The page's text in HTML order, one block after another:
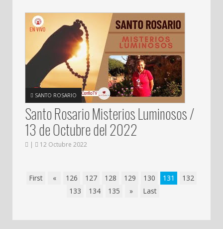
SANTO ROSARIO
Santo Rosario Misterios Luminosos /
13 de Octubre del 2022
| 12 Octubre 2022
First « 126 127 128 129 130 131
132
133
134 135 » Last